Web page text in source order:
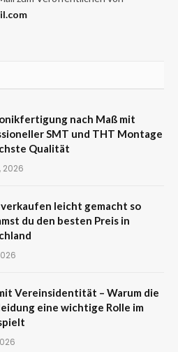
nach Maß mit
SMT und THT Montage
Qualität
2026
leicht gemacht so
du den besten Preis in
Vereinsidentität – Warum die
eine wichtige Rolle im